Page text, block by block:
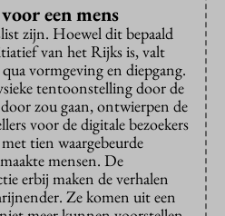
een mens
zijn. Hoewel dit bepaald
van het Rijks is, valt
vormgeving en diepgang.
tentoonstelling door de
zou gaan, ontwierpen de
voor de digitale bezoekers
tien waargebeurde
mensen. De
erbij maken de verhalen
Ze komen uit een